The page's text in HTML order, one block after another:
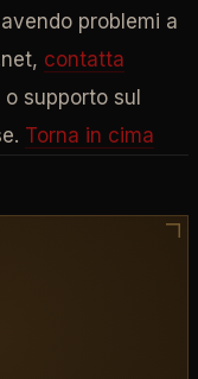
problemi a
contatta
supporto sul
Torna in cima